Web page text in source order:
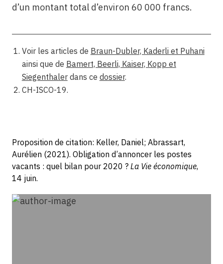
d’un montant total d’environ 60 000 francs.
Voir les articles de Braun-Dubler, Kaderli et Puhani
ainsi que de Bamert, Beerli, Kaiser, Kopp et
Siegenthalerdans ce dossier.
CH-ISCO-19.
Proposition de citation: Keller, Daniel; Abrassart,
Aurélien (2021). Obligation d’annoncer les postes
vacants : quel bilan pour 2020 ? La Vie économique,
14 juin.